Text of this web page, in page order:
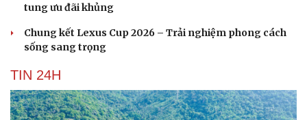
tung ưu đãi khủng
Chung kết Lexus Cup 2026 – Trải nghiệm phong cách
sống sang trọng
TIN 24H